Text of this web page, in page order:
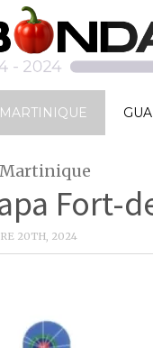
MARTINIQUE
Martinique
Fort-
20TH, 2024